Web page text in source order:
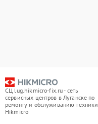
СЦ lug.hikmicro-fix.ru - сеть
сервисных центров в Луганске по
ремонту и обслуживанию техники
Hikmicro